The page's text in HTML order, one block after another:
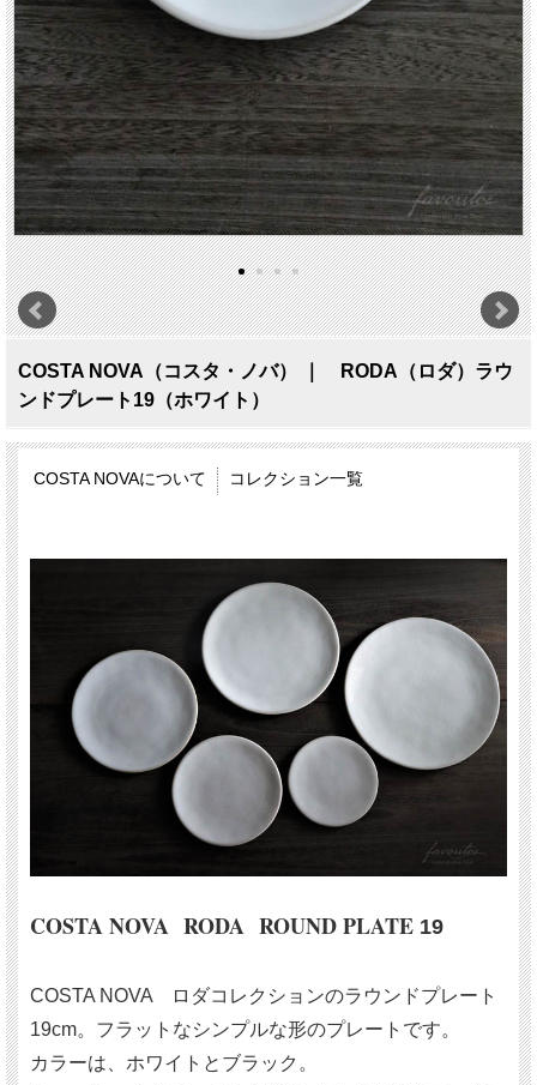
COSTA NOVA（コスタ・ノバ） ｜ RODA（ロダ）ラウ
ンドプレート19（ホワイト）
COSTA NOVAについて コレクション一覧
COSTA NOVA RODA ROUND PLATE 19
COSTA NOVA ロダコレクションのラウンドプレート
19cm。フラットなシンプルな形のプレートです。
カラーは、ホワイトとブラック。